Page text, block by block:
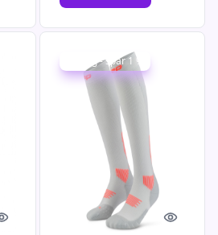
Quick look
Udsalg - spar 1 %
Quick